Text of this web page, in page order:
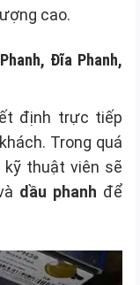
cao.
Đĩa Phanh,
định trực tiếp
Trong quá
kỹ thuật viên sẽ
dầu phanh để